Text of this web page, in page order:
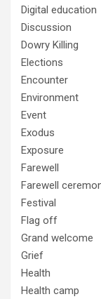
Digital education
Discussion
Dowry Killing
Elections
Encounter
Environment
Event
Exodus
Exposure
Farewell
Farewell
Festival
Flag off
Grand welcome
Grief
Health
Health camp